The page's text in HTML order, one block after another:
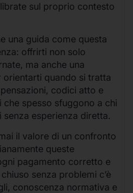
sul proprio contesto
una guida come questa
offrirti non solo
ma anche una
orientarti quando si tratta
codici atto e
che spesso sfuggono a chi
esperienza diretta.
il valore di un confronto
queste
pagamento corretto e
senza problemi c’è
conoscenza normativa e